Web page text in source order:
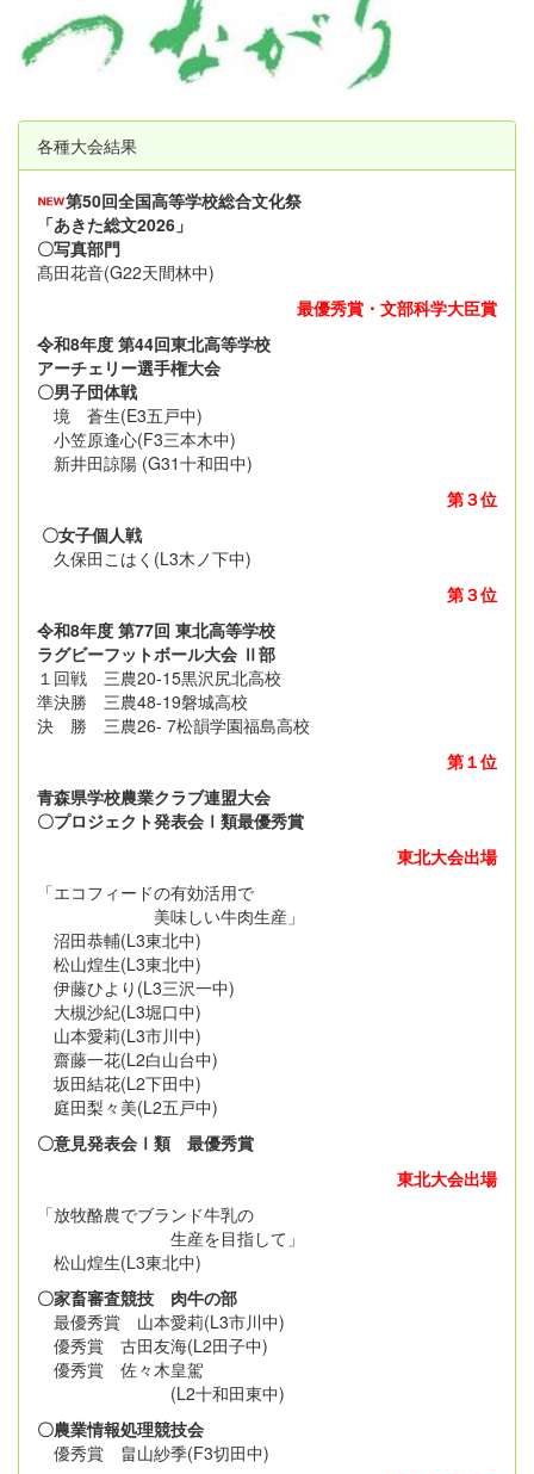
各種大会結果
第50回全国高等学校総合文化祭
「あきた総文2026」
〇写真部門
髙田花音(G22天間林中)
最優秀賞・文部科学大臣賞
令和8年度 第44回東北高等学校
アーチェリー選手権大会
〇男子団体戦
境 蒼生(E3五戸中)
小笠原逢心(F3三本木中)
新井田諒陽 (G31十和田中)
第３位
〇女子個人戦
久保田こはく(L3木ノ下中)
第３位
令和8年度 第77回 東北高等学校
ラグビーフットボール大会 Ⅱ部
１回戦 三農20-15黒沢尻北高校
準決勝 三農48-19磐城高校
決 勝 三農26- 7松韻学園福島高校
第１位
青森県学校農業クラブ連盟大会
〇プロジェクト発表会Ⅰ類最優秀賞
東北大会出場
「エコフィードの有効活用で
美味しい牛肉生産」
沼田恭輔(L3東北中)
松山煌生(L3東北中)
伊藤ひより(L3三沢一中)
大槻沙紀(L3堀口中)
山本愛莉(L3市川中)
齋藤一花(L2白山台中)
坂田結花(L2下田中)
庭田梨々美(L2五戸中)
〇意見発表会Ⅰ類 最優秀賞
東北大会出場
「放牧酪農でブランド牛乳の
生産を目指して」
松山煌生(L3東北中)
〇家畜審査競技 肉牛の部
最優秀賞 山本愛莉(L3市川中)
優秀賞 古田友海(L2田子中)
優秀賞 佐々木皇駕
(L2十和田東中)
〇農業情報処理競技会
優秀賞 畠山紗季(F3切田中)